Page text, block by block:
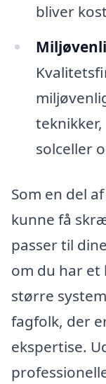
bliver
solceller
Som en del af
kunne få
passer til
om du har
større
fagfolk, der
ekspertise.